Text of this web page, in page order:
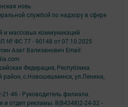
новь
службой по надзору в сфере
и массовых коммуникаций
№ ФС 77 - 90148 от 07.10.2025
Азат Вализанович Email:
Федерация, Республика
с.Новошешминск, ул.Ленина,
46 - Руководитель филиала.
и отдел рекламы. 8(84348)2-24-32 -